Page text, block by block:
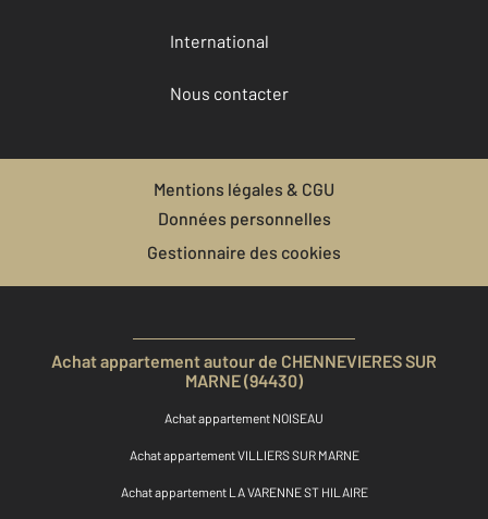
International
Nous contacter
Mentions légales & CGU
Données personnelles
Gestionnaire des cookies
Achat appartement autour de CHENNEVIERES SUR
MARNE (94430)
Achat appartement NOISEAU
Achat appartement VILLIERS SUR MARNE
Achat appartement LA VARENNE ST HILAIRE